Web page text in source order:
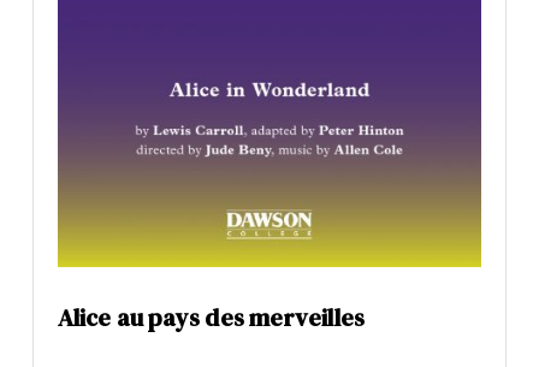
Alice au pays des merveilles